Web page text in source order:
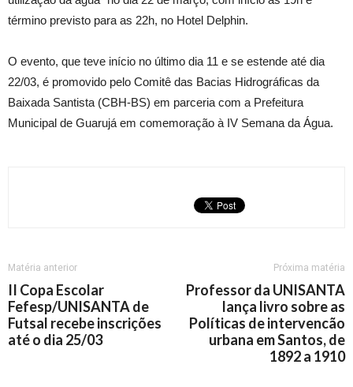
término previsto para as 22h, no Hotel Delphin.
O evento, que teve início no último dia 11 e se estende até dia
22/03, é promovido pelo Comitê das Bacias Hidrográficas da
Baixada Santista (CBH-BS) em parceria com a Prefeitura
Municipal de Guarujá em comemoração à IV Semana da Água.
Matéria anterior
II Copa Escolar
Fefesp/UNISANTA de
Futsal recebe inscrições
até o dia 25/03
Próxima matéria
Professor da UNISANTA
lança livro sobre as
Políticas de intervencão
urbana em Santos, de
1892 a 1910